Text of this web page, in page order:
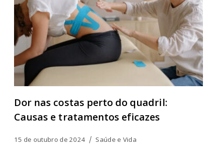
Dor nas costas perto do quadril:
Causas e tratamentos eficazes
15 de outubro de 2024 Saúde e Vida